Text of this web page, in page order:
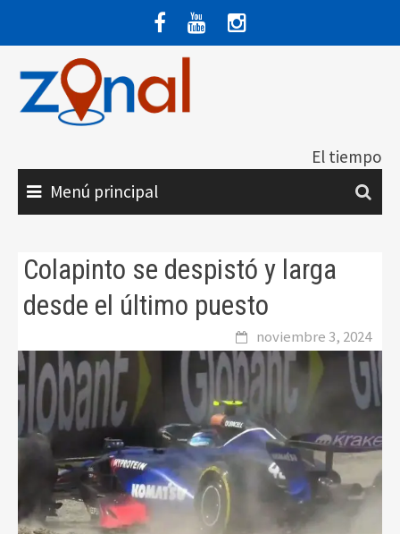
contenido
El tiempo
Menú principal
Colapinto se despistó y larga
desde el último puesto
noviembre 3, 2024